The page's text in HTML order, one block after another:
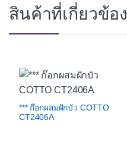
สินค้าที่เกี่ยวข้อง
*** ก๊อกผสมฝักบัว COTTO
CT2406A